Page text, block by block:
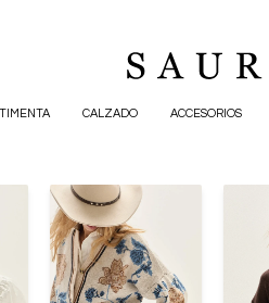
CALZADO ACCESORIOS